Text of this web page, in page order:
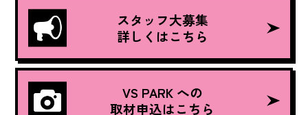
スタッフ大募集
詳しくはこちら
VS PARK への
取材申込はこちら